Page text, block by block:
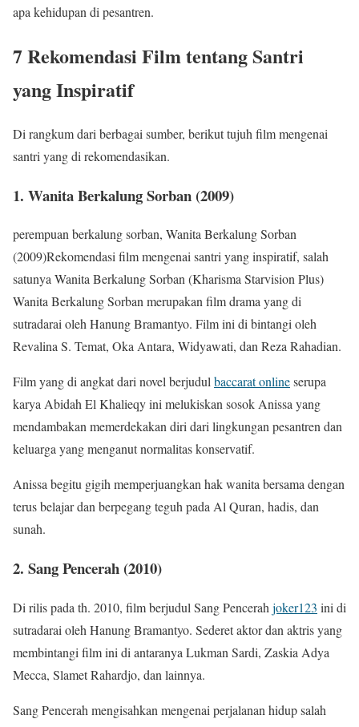
apa kehidupan di pesantren.
7 Rekomendasi Film tentang Santri
yang Inspiratif
Di rangkum dari berbagai sumber, berikut tujuh film mengenai
santri yang di rekomendasikan.
1. Wanita Berkalung Sorban (2009)
perempuan berkalung sorban, Wanita Berkalung Sorban
(2009)Rekomendasi film mengenai santri yang inspiratif, salah
satunya Wanita Berkalung Sorban (Kharisma Starvision Plus)
Wanita Berkalung Sorban merupakan film drama yang di
sutradarai oleh Hanung Bramantyo. Film ini di bintangi oleh
Revalina S. Temat, Oka Antara, Widyawati, dan Reza Rahadian.
Film yang di angkat dari novel berjudulbaccarat onlineserupa
karya Abidah El Khalieqy ini melukiskan sosok Anissa yang
mendambakan memerdekakan diri dari lingkungan pesantren dan
keluarga yang menganut normalitas konservatif.
Anissa begitu gigih memperjuangkan hak wanita bersama dengan
terus belajar dan berpegang teguh pada Al Quran, hadis, dan
sunah.
2. Sang Pencerah (2010)
Di rilis pada th. 2010, film berjudul Sang Pencerah joker123 ini di
sutradarai oleh Hanung Bramantyo. Sederet aktor dan aktris yang
membintangi film ini di antaranya Lukman Sardi, Zaskia Adya
Mecca, Slamet Rahardjo, dan lainnya.
Sang Pencerah mengisahkan mengenai perjalanan hidup salah